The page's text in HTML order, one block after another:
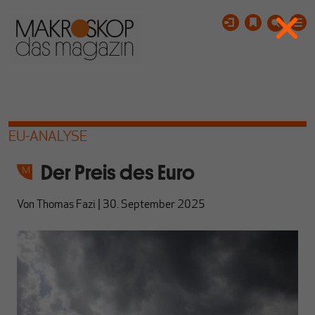
EU-ANALYSE
Der Preis des Euro
Von Thomas Fazi 30. September 2025